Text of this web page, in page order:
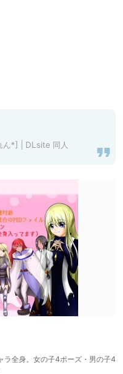
ん*] | DLsite 同人
ラ全身。女の子4ポーズ・男の子4